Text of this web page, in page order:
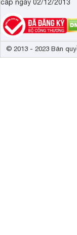
cấp ngày 02/12/2013
© 2013 - 2023 Bản